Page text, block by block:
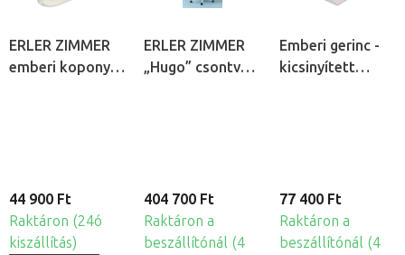
ERLER ZIMMER
emberi koponya
44 900 Ft
Raktáron (24ó
kiszállítás)
ERLER ZIMMER
„Hugo” csontváz
404 700 Ft
Raktáron a
beszállítónál (4
Emberi gerinc -
kicsinyített
77 400 Ft
Raktáron a
beszállítónál (4